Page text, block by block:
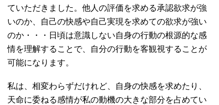
ていただきました。他人の評価を求める承認欲求が強
いのか、自己の快感や自己実現を求めての欲求が強い
のか・・・日頃は意識しない自身の行動の根源的な感
情を理解することで、自分の行動を客観視することが
可能になります。
私は、相変わらずだけれど、自身の快感を求めたり、
天命に委ねる感情が私の動機の大きな部分を占めてい